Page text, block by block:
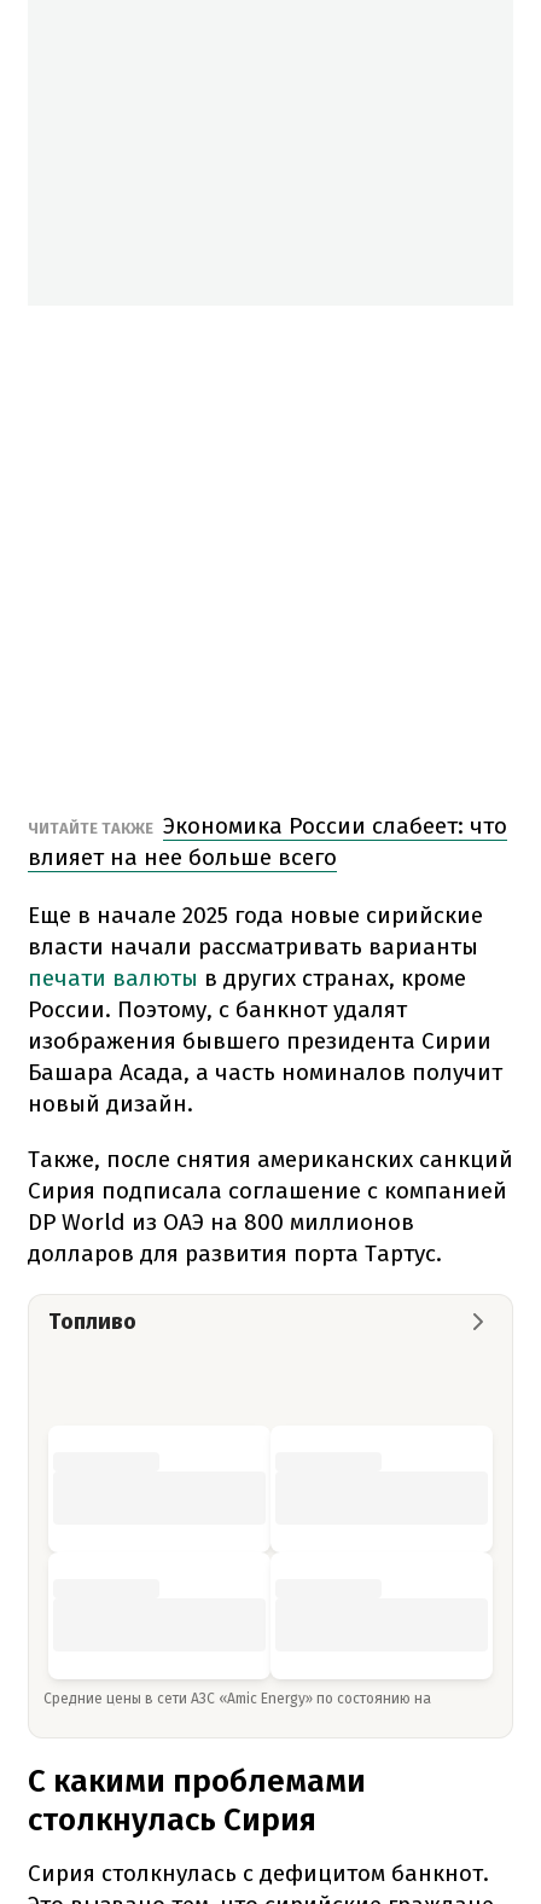
ЧИТАЙТЕ ТАКЖЕ Экономика России слабеет: что
влияет на нее больше всего
Еще в начале 2025 года новые сирийские
власти начали рассматривать варианты
печати валюты в других странах, кроме
России. Поэтому, с банкнот удалят
изображения бывшего президента Сирии
Башара Асада, а часть номиналов получит
новый дизайн.
Также, после снятия американских санкций
Сирия подписала соглашение с компанией
DP World из ОАЭ на 800 миллионов
долларов для развития порта Тартус.
Топливо
Средние цены в сети АЗС «Amic Energy» по состоянию на
С какими проблемами
столкнулась Сирия
Сирия столкнулась с дефицитом банкнот.